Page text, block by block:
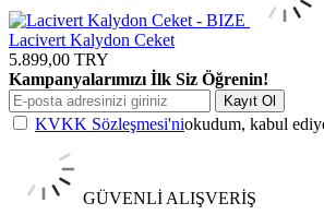
Lacivert Kalydon Ceket
5.899,00 TRY
Kampanyalarımızı İlk Siz Öğrenin!
Kayıt Ol
KVKK Sözleşmesi'niokudum, kabul
GÜVENLİ ALIŞVERİŞ